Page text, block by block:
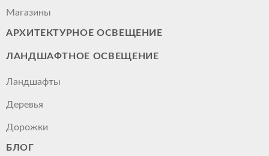
Магазины
АРХИТЕКТУРНОЕ ОСВЕЩЕНИЕ
ЛАНДШАФТНОЕ ОСВЕЩЕНИЕ
Ландшафты
Деревья
Дорожки
БЛОГ